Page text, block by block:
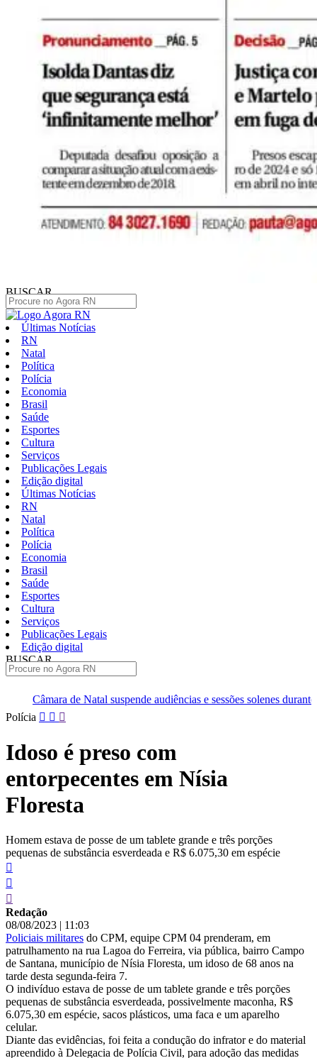
BUSCAR
Últimas Notícias
RN
Natal
Política
Polícia
Economia
Brasil
Saúde
Esportes
Cultura
Serviços
Publicações Legais
Edição digital
Últimas Notícias
RN
Natal
Política
Polícia
Economia
Brasil
Saúde
Esportes
Cultura
Serviços
Publicações Legais
Edição digital
BUSCAR
suspende audiências e sessões solenes durante campanha
Pular
conteúdo
Polícia
Idoso é preso com
entorpecentes em Nísia
Floresta
Homem estava de posse de um tablete grande e três porções
pequenas de substância esverdeada e R$ 6.075,30 em espécie
Redação
08/08/2023 | 11:03
Policiais militares do CPM, equipe CPM 04 prenderam, em
patrulhamento na rua Lagoa do Ferreira, via pública, bairro Campo
de Santana, município de Nísia Floresta, um idoso de 68 anos na
tarde desta segunda-feira 7.
O indivíduo estava de posse de um tablete grande e três porções
pequenas de substância esverdeada, possivelmente maconha, R$
6.075,30 em espécie, sacos plásticos, uma faca e um aparelho
celular.
Diante das evidências, foi feita a condução do infrator e do material
apreendido à Delegacia de Polícia Civil, para adoção das medidas